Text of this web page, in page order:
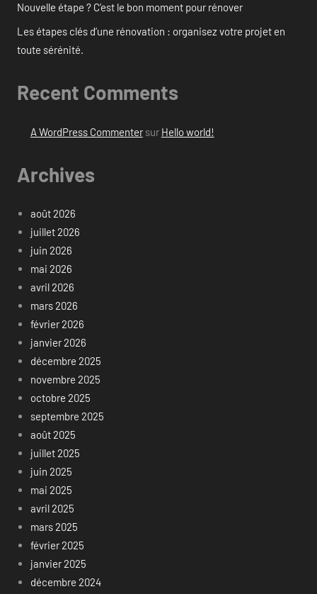
Nouvelle étape ? C’est le bon moment pour rénover
Les étapes clés d’une rénovation : organisez votre projet en
toute sérénité.
Recent Comments
A WordPress Commentersur Hello world!
Archives
août 2026
juillet 2026
juin 2026
mai 2026
avril 2026
mars 2026
février 2026
janvier 2026
décembre 2025
novembre 2025
octobre 2025
septembre 2025
août 2025
juillet 2025
juin 2025
mai 2025
avril 2025
mars 2025
février 2025
janvier 2025
décembre 2024